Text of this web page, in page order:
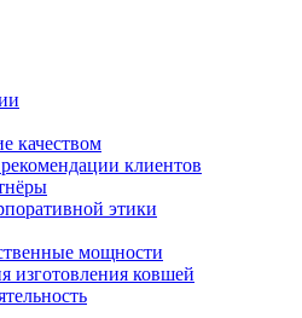
качеством
клиентов
этики
мощности
изготовления ковшей